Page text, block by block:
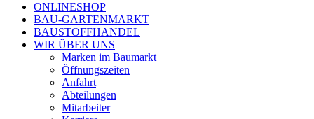
ONLINESHOP
BAU-GARTENMARKT
BAUSTOFFHANDEL
WIR ÜBER UNS
Marken im Baumarkt
Öffnungszeiten
Anfahrt
Abteilungen
Mitarbeiter